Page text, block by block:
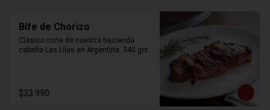
Bife de Chorizo
Clásico corte de nuestra hacienda
cabaña Las Lilas en Argentina. 340 grs.
$33.990